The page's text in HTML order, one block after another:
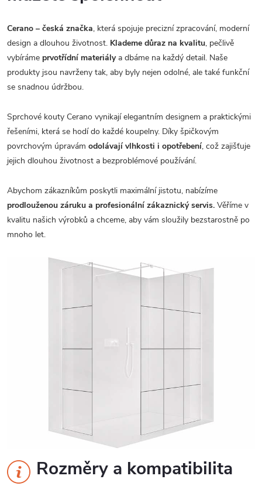
Cerano – česká značka, která spojuje precizní zpracování, moderní
design a dlouhou životnost. Klademe důraz na kvalitu, pečlivě
vybíráme prvotřídní materiálya dbáme na každý detail. Naše
produkty jsou navrženy tak, aby byly nejen odolné, ale také funkční
se snadnou údržbou.
Sprchové kouty Cerano vynikají elegantním designem a praktickými
řešeními, která se hodí do každé koupelny. Díky špičkovým
povrchovým úpravám odolávají vlhkosti i opotřebení, což zajišťuje
jejich dlouhou životnost a bezproblémové používání.
Abychom zákazníkům poskytli maximální jistotu, nabízíme
prodlouženou záruku a profesionální zákaznický servis. Věříme v
kvalitu našich výrobků a chceme, aby vám sloužily bezstarostně po
mnoho let.
Rozměry a kompatibilita